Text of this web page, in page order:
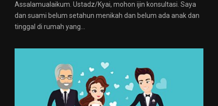
Assalamualaikum. Ustadz/Kyai, mohon ijin konsultasi. Saya
dan suami belum setahun menikah dan belum ada anak dan
tinggal di rumah yang...